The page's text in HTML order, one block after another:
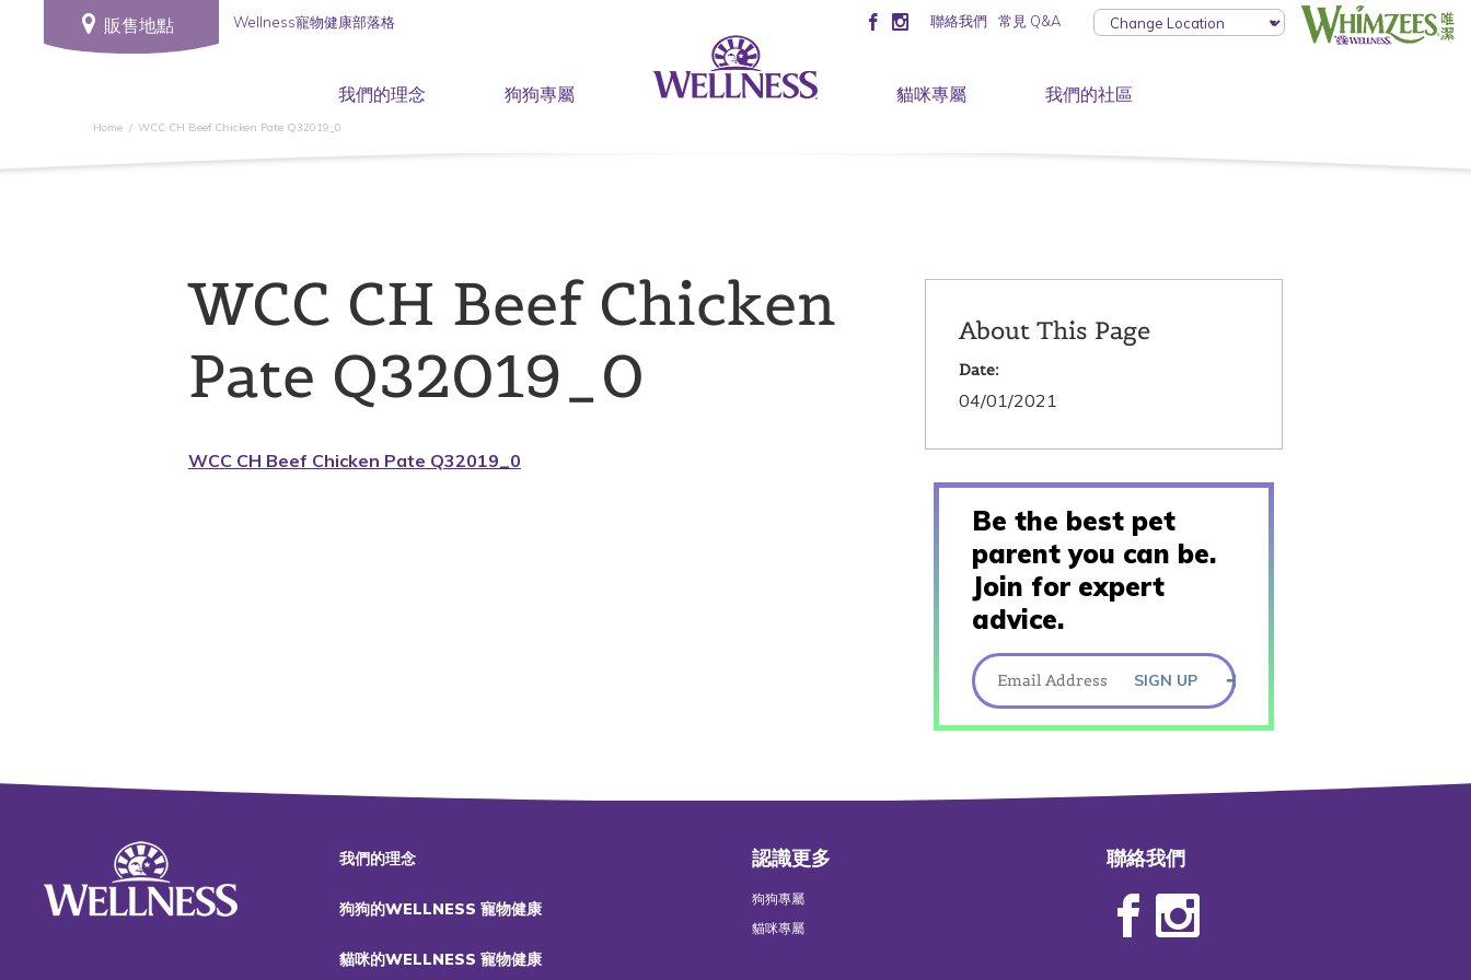
販售地點 Wellness寵物健康部落格 聯絡我們 常見 Q&A
我們的理念 狗狗專屬 貓咪專屬 我們的社區
Home WCC CH Beef Chicken Pate Q32019_0
WCC CH Beef Chicken
Pate Q32019_0
WCC CH Beef Chicken Pate Q32019_0
About This Page
Date:
04/01/2021
Be the best pet
parent you can be.
Join for expert
advice.
SIGN UP
我們的理念
狗狗的WELLNESS 寵物健康
貓咪的WELLNESS 寵物健康
認識更多
狗狗專屬
貓咪專屬
聯絡我們